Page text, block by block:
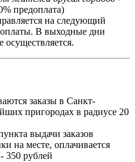
предоплата)
на следующий
В выходные дни
осуществляется.
заказы в Санкт-
пригородах в радиусе 20
выдачи заказов
на месте, оплачивается
350 рублей